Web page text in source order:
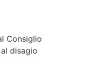
Consiglio
disagio